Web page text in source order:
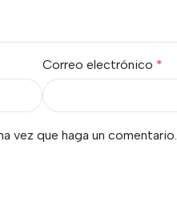
Correo electrónico *
vez que haga un comentario.